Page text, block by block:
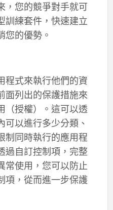
，您的競爭對手就可
訓練套件，快速建立
您的優勢。
程式來執行他們的資
面列出的保護措施來
（授權）。這可以透
可以進行多少分類、
制同時執行的應用程
過自訂控制項，完整
常使用，您可以防止
項，從而進一步保護